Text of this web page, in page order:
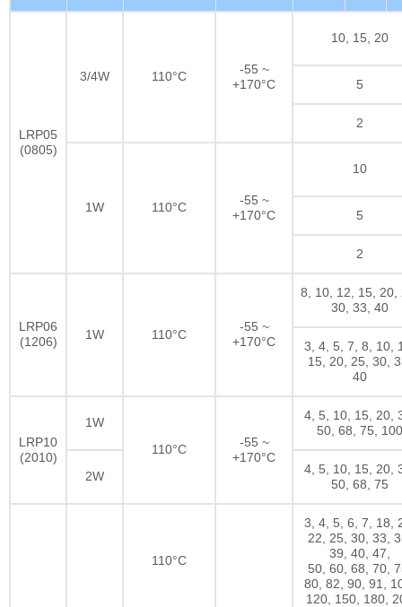
LRP05
(0805)
3/4W 110°C
-55 ~
+170°C
10, 15, 20
5
2
1W 110°C
-55 ~
+170°C
10
5
2
LRP06
(1206)
1W 110°C
-55 ~
+170°C
8, 10, 12, 15, 20,
30, 33, 40
3, 4, 5, 7, 8, 10,
15, 20, 25, 30,
40
LRP10
(2010)
1W
110°C
-55 ~
+170°C
4, 5, 10, 15, 20,
50, 68, 75, 100
2W
4, 5, 10, 15, 20,
50, 68, 75
110°C
3, 4, 5, 6, 7, 18,
22, 25, 30, 33,
39, 40, 47,
50, 60, 68, 70,
80, 82, 90, 91,
120, 150, 180,